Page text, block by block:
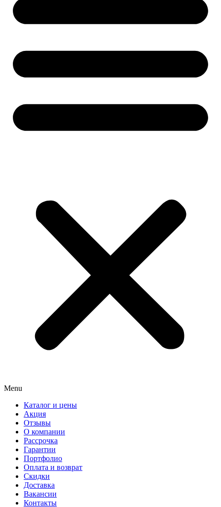
Menu
Каталог и цены
Акция
Отзывы
О компании
Рассрочка
Гарантии
Портфолио
Оплата и возврат
Скидки
Доставка
Вакансии
Контакты